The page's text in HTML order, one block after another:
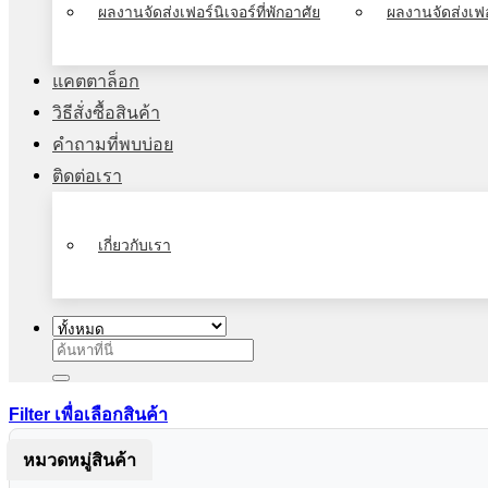
ผลงานจัดส่งเฟอร์นิเจอร์ที่พักอาศัย ผลงานจัดส่งเ
แคตตาล็อก
วิธีสั่งซื้อสินค้า
คำถามที่พบบ่อย
ติดต่อเรา
เกี่ยวกับเรา
ค้นหา:
Filter เพื่อเลือกสินค้า
หมวดหมู่สินค้า